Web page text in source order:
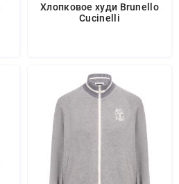
Хлопковое худи Brunello
Cucinelli